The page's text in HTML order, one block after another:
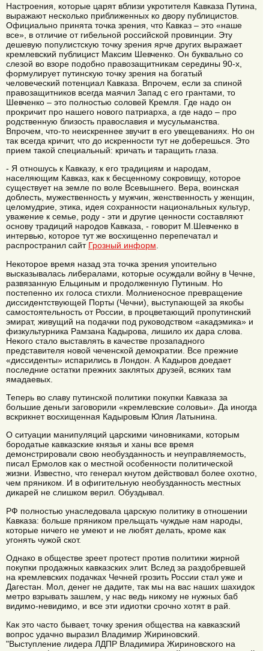
Настроения, которые царят вблизи укротителя Кавказа Путина,
выражают несколько приближенных ко двору публицистов.
Официально принята точка зрения, что Кавказ – это «наше
все», в отличие от гибельной российской провинции. Эту
дешевую популистскую точку зрения ярче других выражает
кремлевский публицист Максим Шевченко. Он буквально со
слезой во взоре подобно правозащитникам середины 90-х,
формулирует путинскую точку зрения на богатый
человеческий потенциал Кавказа. Впрочем, если за спиной
правозащитников всегда маячил Запад с его грантами, то
Шевченко – это полностью соловей Кремля. Где надо он
прокричит про нашего нового патриарха, а где надо – про
родственную близость православия и мусульманства.
Впрочем, что-то неискреннее звучит в его увещеваниях. Но он
так всегда кричит, что до искренности тут не доберешься. Это
прием такой специальный: кричать и таращить глаза.
- Я отношусь к Кавказу, к его традициям и народам,
населяющим Кавказ, как к бесценному сокровищу, которое
существует на земле по воле Всевышнего. Вера, воинская
доблесть, мужественность у мужчин, женственность у женщин,
целомудрие, этика, идея сохранности национальных культур,
уважение к семье, роду - эти и другие ценности составляют
основу традиций народов Кавказа, - говорит М.Шевченко в
интервью, которое тут же восхищенно перепечатал и
распространил сайт Грозный информ
Некоторое время назад эта точка зрения упоительно
высказывалась либералами, которые осуждали войну в Чечне,
развязанную Ельциным и продолженную Путиным. Но
постепенно их голоса стихли. Молниеносное превращение
диссидентствующей Порты (Чечни), выступающей за якобы
самостоятельность от России, в процветающий пропутинский
эмират, живущий на подачки под руководством «акадэмика» и
физкультурника Рамзана Кадырова, лишило их дара слова.
Некого стало выставлять в качестве прозападного
представителя новой чеченской демократии. Все прежние
«диссиденты» испарились в Лондон. А Кадыров доедает
последние остатки прежних заклятых друзей, всяких там
ямадаевых.
Теперь во славу путинской политики покупки Кавказа за
большие деньги заговорили «кремлевские соловьи». Да иногда
вскрикнет восхищенная Кадыровым Юлия Латынина.
О ситуации манипуляций царскими чиновниками, которым
бородатые кавказские князья и ханы все время
демонстрировали свою необузданность и неуправляемость,
писал Ермолов как о местной особенности политической
жизни. Известно, что генерал кнутом действовал более охотно,
чем пряником. И в офигительную необузданность местных
дикарей не слишком верил. Обуздывал.
РФ полностью унаследовала царскую политику в отношении
Кавказа: больше пряником прельщать чуждые нам народы,
которые ничего не умеют и не любят делать, кроме как
угонять чужой скот.
Однако в обществе зреет протест против политики жирной
покупки продажных кавказских элит. Вслед за раздобревшей
на кремлевских подачках Чечней грозить России стал уже и
Дагестан. Мол, денег не дадите, так мы на вас наших шахидок
метро взрывать зашлем, у нас ведь никому не нужных баб
видимо-невидимо, и все эти идиотки срочно хотят в рай.
Как это часто бывает, точку зрения общества на кавказский
вопрос удачно выразил Владимир Жириновский.
"Выступление лидера ЛДПР Владимира Жириновского на